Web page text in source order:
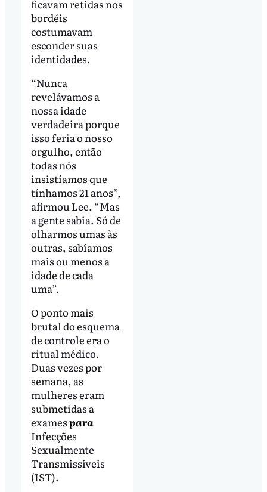
ficavam retidas nos
bordéis
costumavam
esconder suas
identidades.
“Nunca
revelávamos a
nossa idade
verdadeira porque
isso feria o nosso
orgulho, então
todas nós
insistíamos que
tínhamos 21 anos”,
afirmou Lee. “Mas
a gente sabia. Só de
olharmos umas às
outras, sabíamos
mais ou menos a
idade de cada
uma”.
O ponto mais
brutal do esquema
de controle era o
ritual médico.
Duas vezes por
semana, as
mulheres eram
submetidas a
examespara
Infecções
Sexualmente
Transmissíveis
(IST).